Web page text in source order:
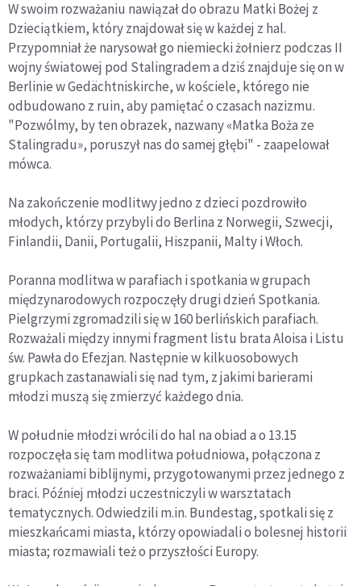
W swoim rozważaniu nawiązał do obrazu Matki Bożej z
Dzieciątkiem, który znajdował się w każdej z hal.
Przypomniał że narysował go niemiecki żołnierz podczas II
wojny światowej pod Stalingradem a dziś znajduje się on w
Berlinie w Gedächtniskirche, w kościele, którego nie
odbudowano z ruin, aby pamiętać o czasach nazizmu.
"Pozwólmy, by ten obrazek, nazwany «Matka Boża ze
Stalingradu», poruszył nas do samej głębi" - zaapelował
mówca.
Na zakończenie modlitwy jedno z dzieci pozdrowiło
młodych, którzy przybyli do Berlina z Norwegii, Szwecji,
Finlandii, Danii, Portugalii, Hiszpanii, Malty i Włoch.
Poranna modlitwa w parafiach i spotkania w grupach
międzynarodowych rozpoczęły drugi dzień Spotkania.
Pielgrzymi zgromadzili się w 160 berlińskich parafiach.
Rozważali między innymi fragment listu brata Aloisa i Listu
św. Pawła do Efezjan. Następnie w kilkuosobowych
grupkach zastanawiali się nad tym, z jakimi barierami
młodzi muszą się zmierzyć każdego dnia.
W południe młodzi wrócili do hal na obiad a o 13.15
rozpoczęła się tam modlitwa południowa, połączona z
rozważaniami biblijnymi, przygotowanymi przez jednego z
braci. Później młodzi uczestniczyli w warsztatach
tematycznych. Odwiedzili m.in. Bundestag, spotkali się z
mieszkańcami miasta, którzy opowiadali o bolesnej historii
miasta; rozmawiali też o przyszłości Europy.